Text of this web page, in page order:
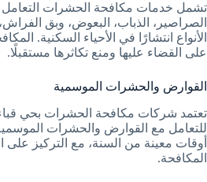
تشمل خدمات مكافحة الحشرات التعامل
الصراصير، الذباب، البعوض، وبق
الأنواع انتشارًا في الأحياء السكنية.
على القضاء عليها ومنع تكاثرها مستقبلًا.
القوارض والحشرات الموسمية
تعتمد شركات مكافحة الحشرات بحي
للتعامل مع القوارض والحشرات
أوقات معينة من السنة، مع التركيز على
المكافحة.